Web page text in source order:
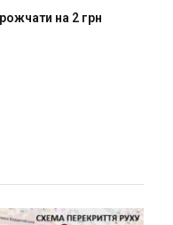
на 2 грн